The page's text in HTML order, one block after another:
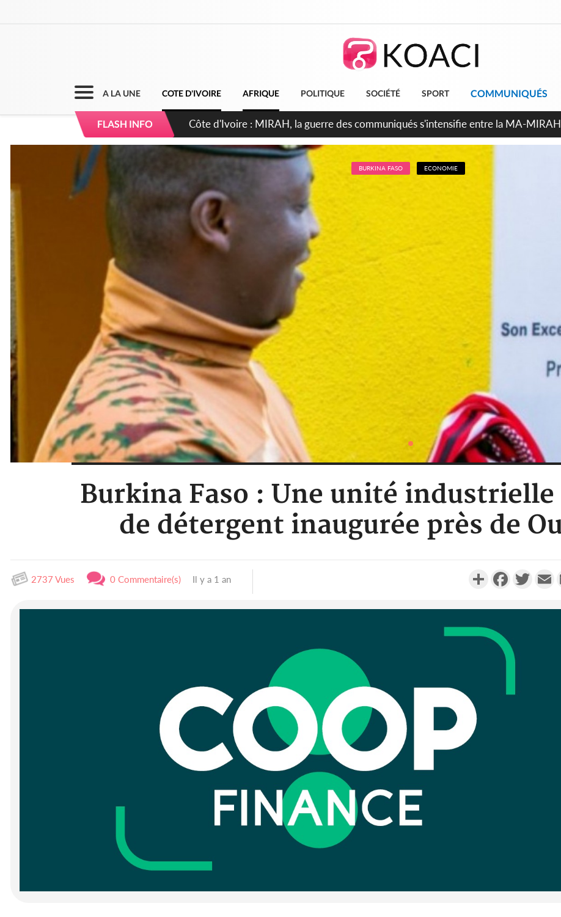
A LA UNE COTE D'IVOIRE AFRIQUE POLITIQUE SOCIÉTÉ SPORT COMMUNIQUÉS
FLASH INFO Côte d'Ivoire : Indépendance 2026, Thiam plaide pour un environnement
BURKINA FASO ECONOMIE
Burkina Faso : Une unité
de détergent inaugurée près de
2737 Vues 0 Commentaire(s) Il y a 1 an PartagerFacebook
Côte d'Ivoire
réussi du